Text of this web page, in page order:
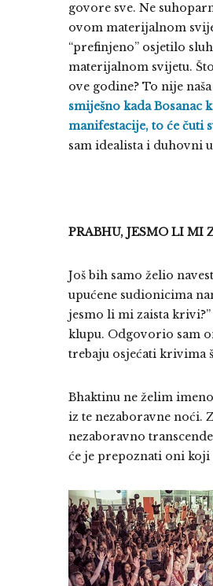
govore sve. Ne
ovom materijalnom
“prefinjeno” osjetilo
materijalnom svijetu.
ove godine? To nije
smiješno kada Bosanac
manifestacije, to će čuti
sam idealista i duhovni
PRABHU, JESMO LI MI
Još bih samo želio
upućene sudionicima
jesmo li mi zaista
klupu. Odgovorio sam
trebaju osjećati krivima
Bhaktinu ne želim
iz te nezaboravne noći.
nezaboravno
će je prepoznati oni koji